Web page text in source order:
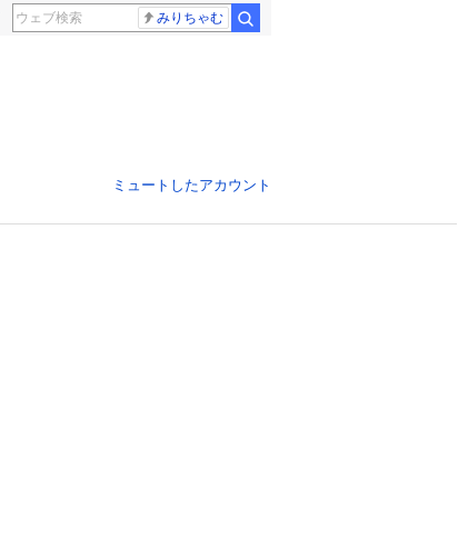
みりちゃむ
ミュートしたアカウント